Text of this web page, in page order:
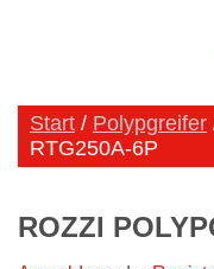
Start / Polypgreifer
RTG250A-6P
ROZZI